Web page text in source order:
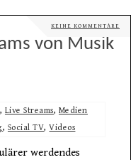
KEINE KOMMENTARE
von Musik
, Live Streams, Medien
, Social TV,Videos
werdendes